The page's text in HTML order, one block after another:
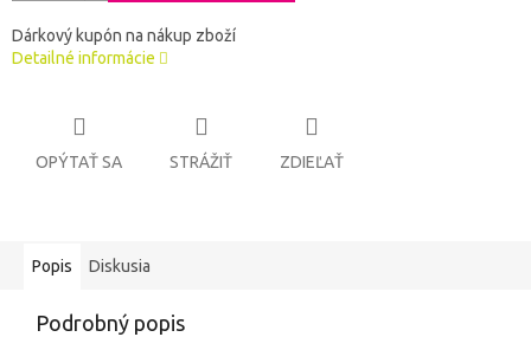
Dárkový kupón na nákup zboží
Detailné informácie
OPÝTAŤ SA STRÁŽIŤ ZDIEĽAŤ
Popis Diskusia
Podrobný popis